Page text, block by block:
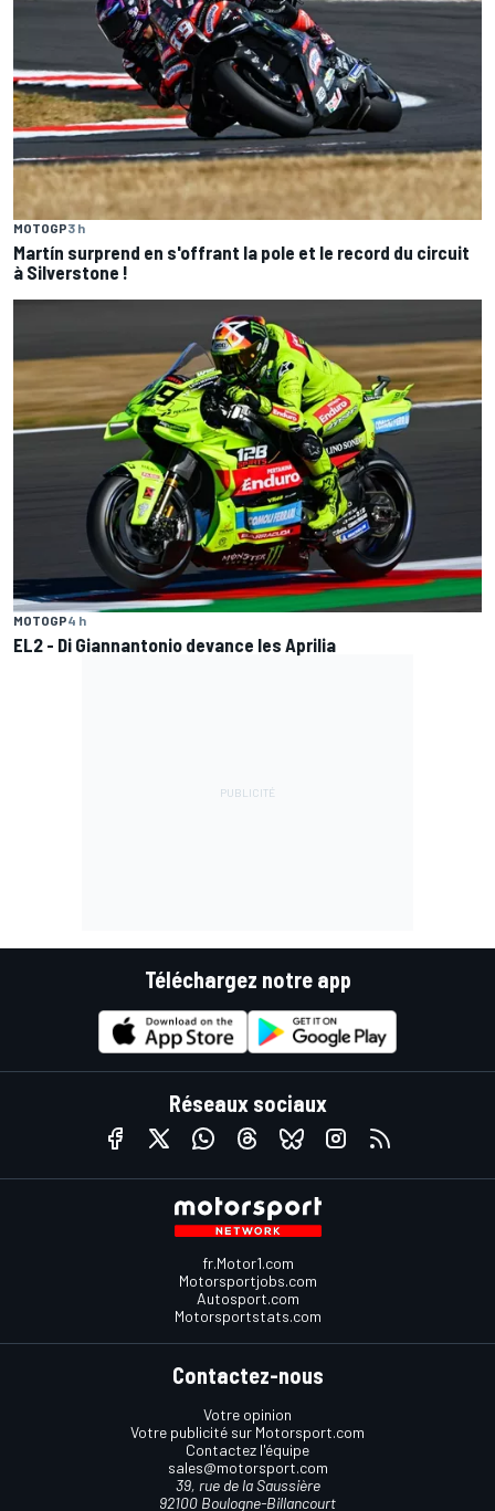
MOTOGP3 h
Martín surprend en s'offrant la pole et le record du circuit
à Silverstone !
MOTOGP4 h
EL2 - Di Giannantonio devance les Aprilia
Téléchargez notre app
Réseaux sociaux
fr.Motor1.com
Motorsportjobs.com
Autosport.com
Motorsportstats.com
Contactez-nous
Votre opinion
Votre publicité sur Motorsport.com
Contactez l'équipe
sales@motorsport.com
39, rue de la Saussière
92100 Boulogne-Billancourt